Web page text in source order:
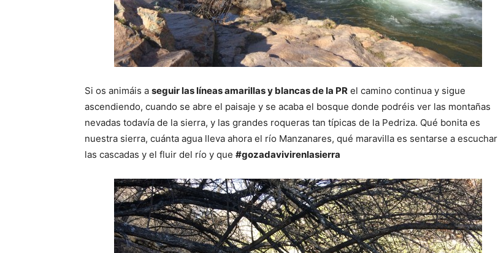
Si os animáis a seguir las líneas amarillas y blancas de la PR el camino continua y sigue
ascendiendo, cuando se abre el paisaje y se acaba el bosque donde podréis ver las montañas
nevadas todavía de la sierra, y las grandes roqueras tan típicas de la Pedriza. Qué bonita es
nuestra sierra, cuánta agua lleva ahora el río Manzanares, qué maravilla es sentarse a escuchar
las cascadas y el fluir del río y que #gozadavivirenlasierra